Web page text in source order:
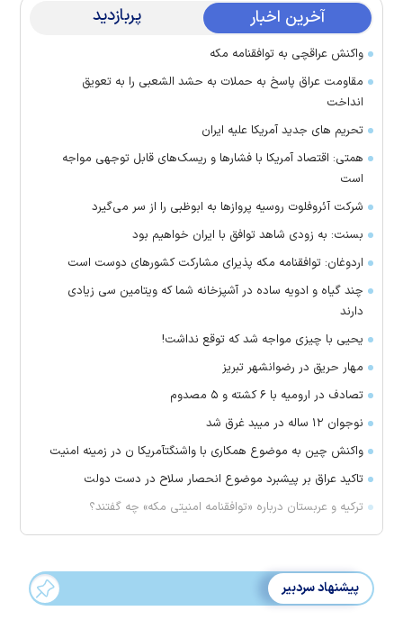
آخرین اخبار پربازدید
واکنش عراقچی به توافقنامه مکه
مقاومت عراق پاسخ به حملات به حشد الشعبی را به تعویق
انداخت
تحریم های جدید آمریکا علیه ایران
همتی: اقتصاد آمریکا با فشارها و ریسک‌های قابل توجهی مواجه
است
شرکت آئروفلوت روسیه پرواز‌ها به ابوظبی را از سر می‌گیرد
بسنت: به زودی شاهد توافق با ایران خواهیم بود
اردوغان: توافقنامه مکه پذیرای مشارکت کشور‌های دوست است
چند گیاه و ادویه ساده در آشپزخانه شما که ویتامین سی زیادی
دارند
یحیی با چیزی مواجه شد که توقع نداشت!
مهار حریق در رضوانشهر تبریز
تصادف در ارومیه با ۶ کشته و ۵ مصدوم
نوجوان ۱۲ ساله در میبد غرق شد
واکنش چین به موضوع همکاری با واشنگتآمریکا ن در زمینه امنیت
تاکید عراق بر پیشبرد موضوع انحصار سلاح در دست دولت
ترکیه و عربستان درباره «توافقنامه امنیتی مکه» چه گفتند؟
پیشنهاد سردبیر